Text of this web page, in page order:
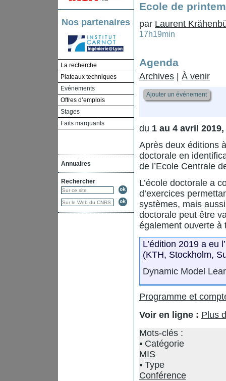
Nos partenaires
La recherche
Plateaux techniques
Evénements
Offres d’emplois
Stages
Faits marquants
Annuaires
Rechercher
Ecole de
par Laurent
17h19min
Agenda
Archives À venir
Ajouter un événement
du 1 au 4 avril 2019,
Après deux éditions
doctorale en
de l’Ecole Centrale
L’école doctorale a
d’exercices
systèmes, mais
doctorale peut être
également ouverte à
L’édition 2019 a eu
(KTH, Stockholm,
Dynamic Model
Programme et
Voir en ligne : Plus
Mots-clés :
Catégorie
MIS
Type
Conférence